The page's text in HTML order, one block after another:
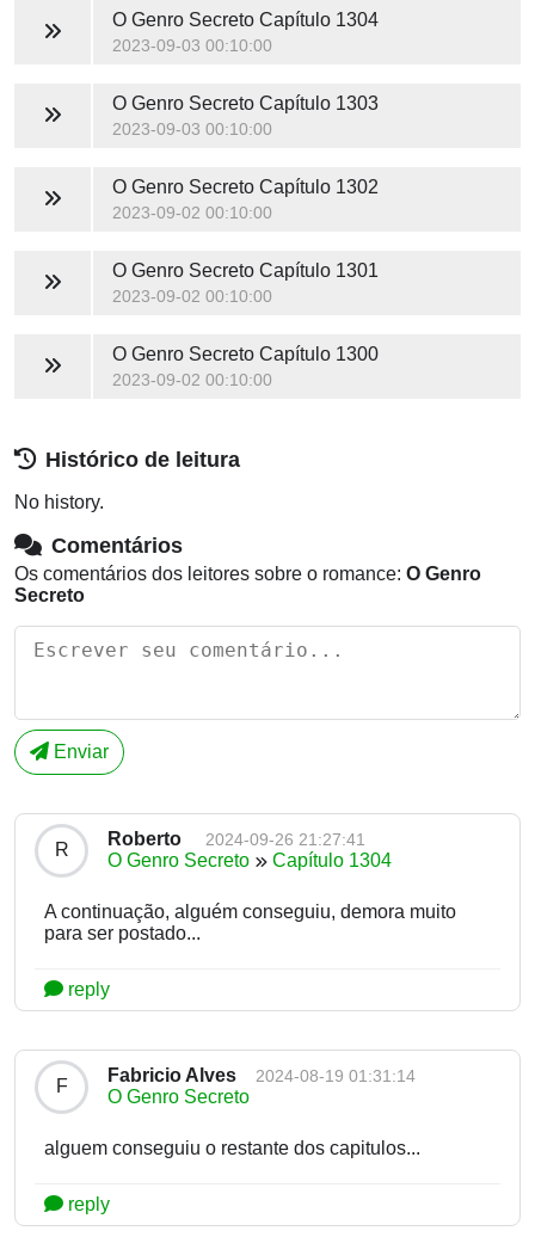
O Genro SecretoCapítulo 1304
2023-09-03 00:10:00
O Genro SecretoCapítulo 1303
2023-09-03 00:10:00
O Genro SecretoCapítulo 1302
2023-09-02 00:10:00
O Genro SecretoCapítulo 1301
2023-09-02 00:10:00
O Genro SecretoCapítulo 1300
2023-09-02 00:10:00
Histórico de leitura
No history.
Comentários
Os comentários dos leitores sobre o romance: O Genro
Secreto
Enviar
R
Roberto 2024-09-26 21:27:41
O Genro Secreto Capítulo 1304
A continuação, alguém conseguiu, demora muito
para ser postado...
reply
F
Fabricio Alves 2024-08-19 01:31:14
O Genro Secreto
alguem conseguiu o restante dos capitulos...
reply